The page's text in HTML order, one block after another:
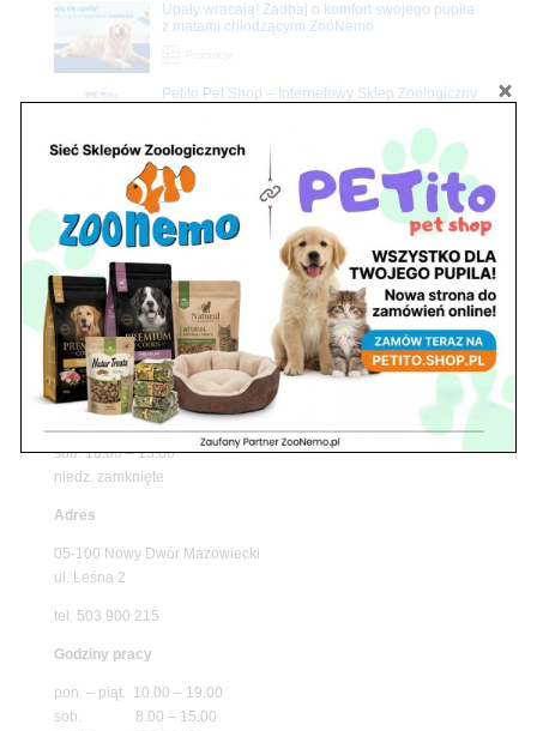
Upały wracają! Zadbaj o komfort swojego pupila
z matami chłodzącymi ZooNemo
Petito Pet Shop – Internetowy Sklep Zoologiczny
Znajdź nas
Adres
05-120 Legionowo
ul. Piłsudskiego 31,
pawilon 134
tel./fax. 22 784 71 96
Godziny pracy
pon. – piąt. 10.00 – 19.00
sob. 10.00 – 15.00
niedz. zamknięte
Adres
05-100 Nowy Dwór Mazowiecki
ul. Leśna 2
tel. 503 900 215
Godziny pracy
pon. – piąt. 10.00 – 19.00
sob. 8.00 – 15.00